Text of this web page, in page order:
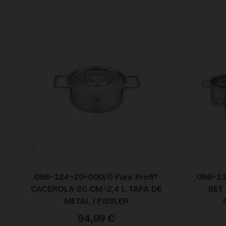
086-124-20-000/0 Pure Profi®
CACEROLA 20 CM-2,4 L TAPA DE
METAL | FISSLER
94,99 €
086-
SET